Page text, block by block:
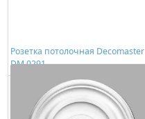
Розетка потолочная Decomaster
DM 0291
1839,00 ₽/шт
Купить